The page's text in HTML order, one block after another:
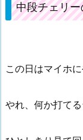
中段チェリ
この日はマイホ
やれ、何か打て